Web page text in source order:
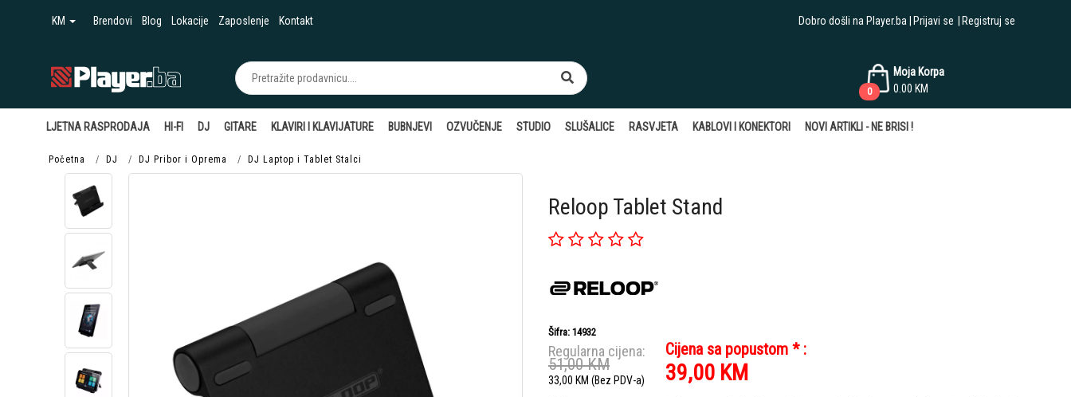
KM Brendovi Blog Lokacije Zaposlenje Kontakt Dobro došli na Player.ba Prijavi se Registruj se
Moja Korpa
0.00 KM
0
LJETNA RASPRODAJA HI-FI DJ GITARE KLAVIRI I KLAVIJATURE BUBNJEVI OZVUČENJE STUDIO SLUŠALICE RASVJETA KABLOVI I KONEKTORI NOVI ARTIKLI - NE BRISI !
Početna DJ DJ Pribor i Oprema DJ Laptop i Tablet Stalci
Reloop Tablet Stand
Šifra: 14932
Regularna cijena:
51,00KM
33,00 KM (Bez PDV-a)
Cijena sa popustom * :
39,00 KM